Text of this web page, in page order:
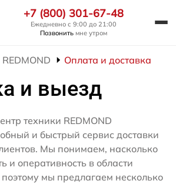
+7 (800) 301-67-48
Ежедневно с 9:00 до 21:00
Позвонить мне утром
Оплата и доставка
и выезд
техники REDMOND
и быстрый сервис доставки
Мы понимаем, насколько
и оперативность в области
мы предлагаем несколько